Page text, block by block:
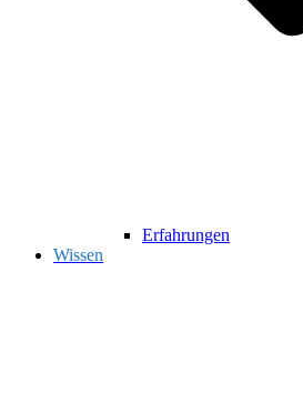
Erfahrungen
Wissen